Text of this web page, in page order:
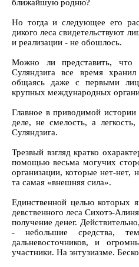
ближайшую родню?
Но тогда и следующее его
дикого леса свидетельствуют
и реализации - не обошлось.
Можно ли представить, что
Суляндзига все время
общаясь даже с первыми
крупных международных
Главное в приводимой
деле, не смелость, а
Суляндзига.
Трезвый взгляд кратко
помощью весьма могучих
организации, которые нет-нет,
та самая «внешняя сила».
Единственной целью которых
девственного леса Сихотэ-
получение денег.
- небольшие средства,
дальневосточников, и
участники. На энтузиазме.